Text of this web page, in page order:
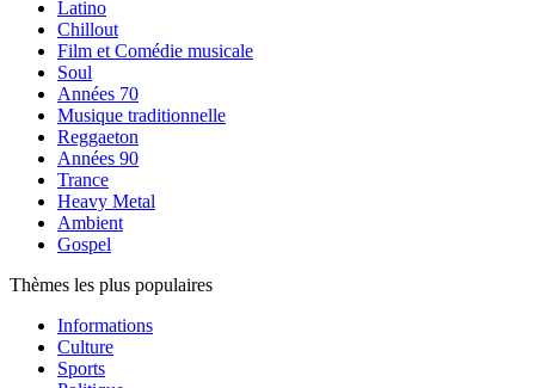
Latino
Chillout
Film et Comédie musicale
Soul
Années 70
Musique traditionnelle
Reggaeton
Années 90
Trance
Heavy Metal
Ambient
Gospel
Thèmes les plus populaires
Informations
Culture
Sports